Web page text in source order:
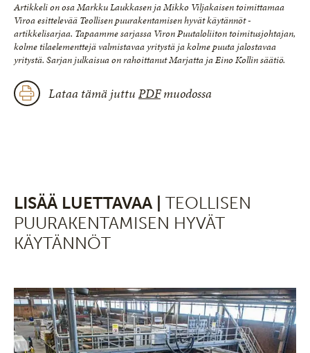
Artikkeli on osa Markku Laukkasen ja Mikko Viljakaisen toimittamaa
Viroa esittelevää Teollisen puurakentamisen hyvät käytännöt -
artikkelisarjaa. Tapaamme sarjassa Viron Puutaloliiton toimitusjohtajan,
kolme tilaelementtejä valmistavaa yritystä ja kolme puuta jalostavaa
yritystä. Sarjan julkaisua on rahoittanut Marjatta ja Eino Kollin säätiö.
Lataa tämä juttu PDFmuodossa
LISÄÄ LUETTAVAA | TEOLLISEN
PUURAKENTAMISEN HYVÄT
KÄYTÄNNÖT